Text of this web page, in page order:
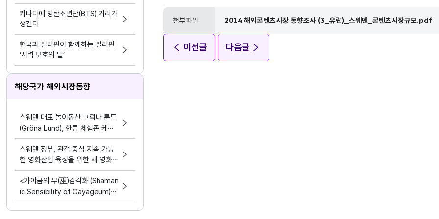
케팅 결합
캐나다에 방탄소년단(BTS) 거리가
생긴다
한국과 필리핀이 함께하는 필리핀
‘시력 보호의 달’
해당국가 해외시장동향
스웨덴 대표 놀이동산 그뢰나 룬드
(Gröna Lund), 한류 체험존 케이
스트리트(K-street) 조성
스웨덴 정부, 관객 중심 지속 가능
한 영화산업 육성을 위한 새 영화
정책 발표
<가야금의 무(巫)감각화 (Shaman
ic Sensibility of Gayageum)>
공연 현장에 가다
첨부파일 2014 해외콘텐츠시장 동향조사 (3_유럽)_스웨덴_콘텐츠시장규모.pdf
이전글 다음글